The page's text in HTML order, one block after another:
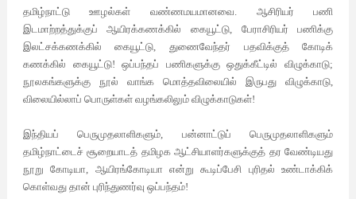
தமிழ்நாட்டு ஊழல்கள் வண்ணமயமானவை. ஆசிரியர்
பணி
இடமாற்றத்துக்குப்
ஆயிரக்கணக்கில் கையூட்டு, பேராசிரியர்
பணிக்கு
இலட்சக்கணக்கில்
கையூட்டு,துணைவேந்தர் பதவிக்குத்
கோடிக்
கணக்கில்
கையூட்டு!ஒப்பந்தப் பணிகளுக்கு ஒதுக்கீட்டில் விழுக்காடு;
நூலகங்களுக்கு
நூல் வாங்க மொத்தவிலையில் இருபது விழுக்காடு,
விலையில்லாப் பொருள்கள் வழங்கலிலும் விழுக்காடுகள்!
இந்தியப் பெருமுதலாளிகளும், பன்னாட்டுப்
பெருமுதலாளிகளும்
தமிழ்நாட்டைச் சூறையாடத் தமிழக ஆட்சியாளர்களுக்குத் தர வேண்டியது
நூறு
கோடியா, ஆயிரங்கோடியா என்று கூடிப்பேசி புரிதல்
உண்டாக்கிக்
கொள்வது தான் புரிந்துணர்வு ஒப்பந்தம்!